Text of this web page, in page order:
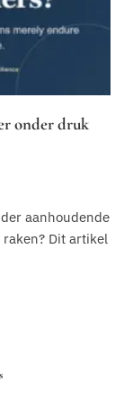
onder druk
aanhoudende
Dit artikel